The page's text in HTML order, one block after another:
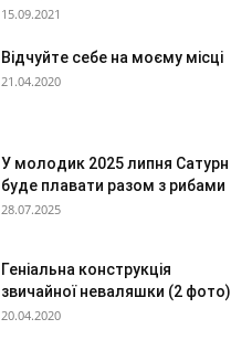
15.09.2021
Відчуйте себе на моєму місці
21.04.2020
У молодик 2025 липня Сатурн
буде плавати разом з рибами
28.07.2025
Геніальна конструкція
звичайної неваляшки (2 фото)
20.04.2020